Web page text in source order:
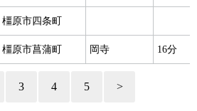
橿原市四条町
橿原市菖蒲町 岡寺 16分
3 4 5 >